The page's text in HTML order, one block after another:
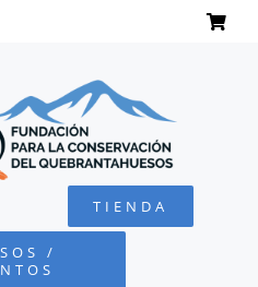
TIENDA
/